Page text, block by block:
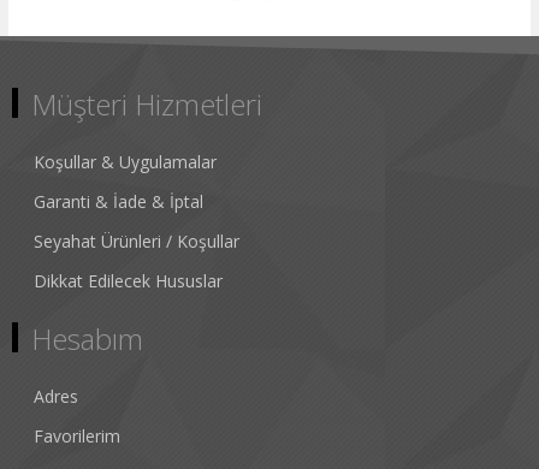
Müşteri Hizmetleri
Koşullar & Uygulamalar
Garanti & İade & İptal
Seyahat Ürünleri / Koşullar
Dikkat Edilecek Hususlar
Hesabım
Adres
Favorilerim